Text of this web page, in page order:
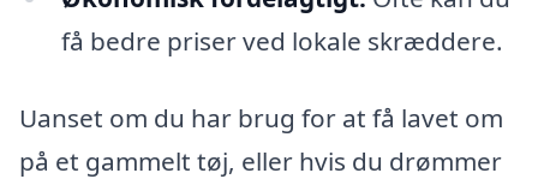
få bedre priser ved lokale skræddere.
Uanset om du har brug for at få lavet om
på et gammelt tøj, eller hvis du drømmer